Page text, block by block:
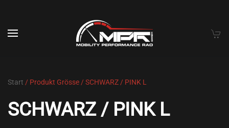
Skip to main content
Start / Produkt Grösse / SCHWARZ / PINK L
SCHWARZ / PINK L